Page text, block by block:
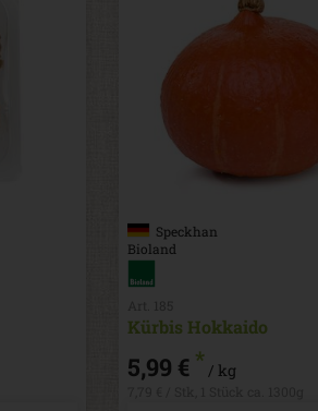
Speckhan
Bioland
Kürbis Hokkaido
5,99 €* / kg